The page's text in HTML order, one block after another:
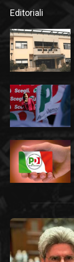
Editoriali